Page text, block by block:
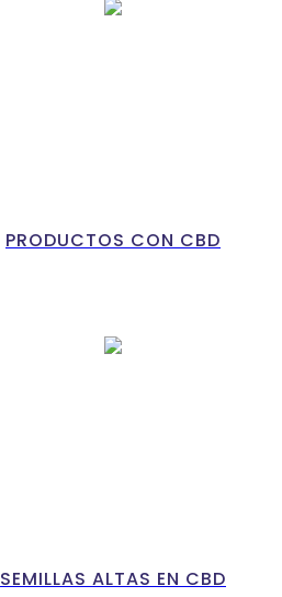
PRODUCTOS CON CBD
SEMILLAS ALTAS EN CBD